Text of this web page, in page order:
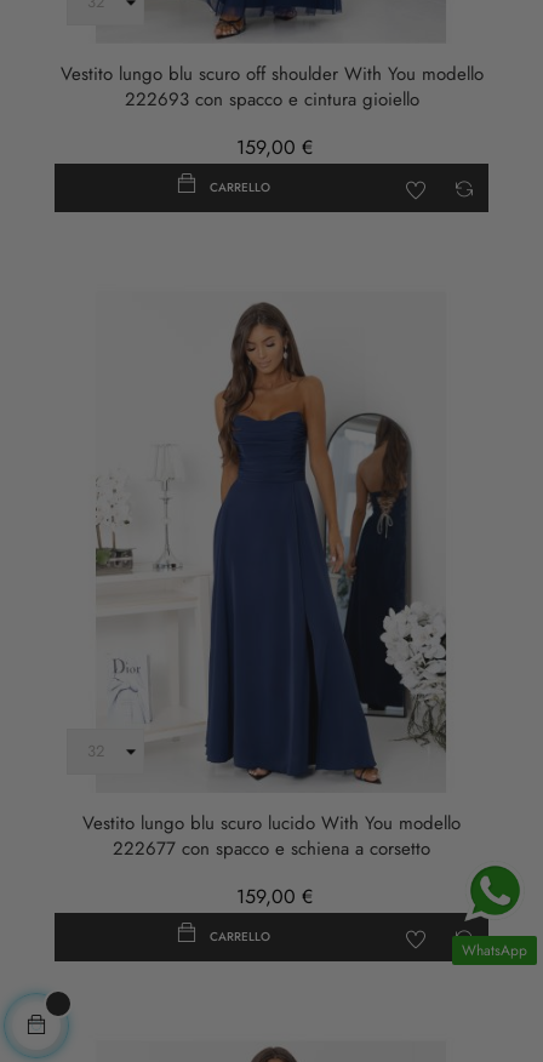
Vestito lungo blu scuro off shoulder With You modello
222693 con spacco e cintura gioiello
159,00 €
CARRELLO
Vestito lungo blu scuro lucido With You modello
222677 con spacco e schiena a corsetto
159,00 €
CARRELLO
WhatsApp